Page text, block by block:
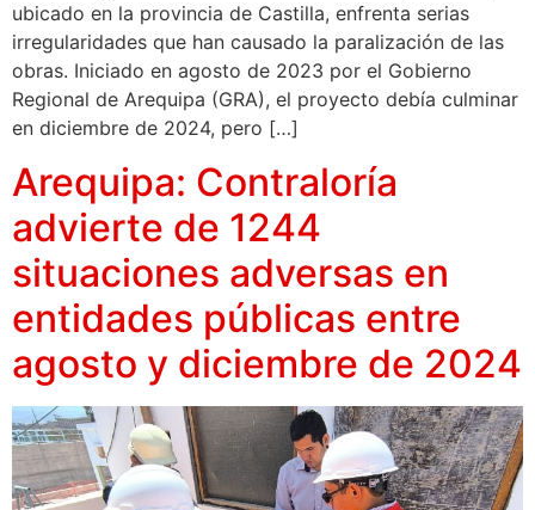
ubicado en la provincia de Castilla, enfrenta serias
irregularidades que han causado la paralización de las
obras. Iniciado en agosto de 2023 por el Gobierno
Regional de Arequipa (GRA), el proyecto debía culminar
en diciembre de 2024, pero […]
Arequipa: Contraloría
advierte de 1244
situaciones adversas en
entidades públicas entre
agosto y diciembre de 2024